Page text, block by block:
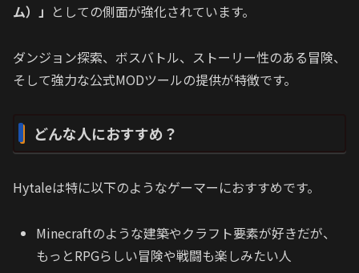
ム）」 としての側面が強化されています。
ダンジョン探索、ボスバトル、ストーリー性のある冒険、
そして強力な公式MODツールの提供が特徴です。
どんな人におすすめ？
Hytaleは特に以下のようなゲーマーにおすすめです。
Minecraftのような建築やクラフト要素が好きだが、
もっとRPGらしい冒険や戦闘も楽しみたい人